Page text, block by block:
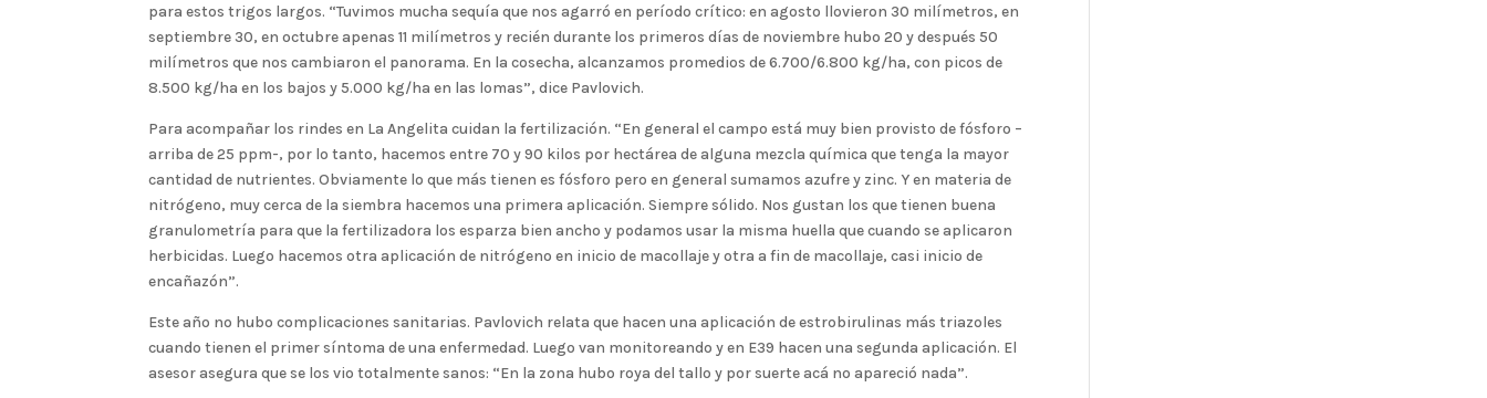
para estos trigos largos. “Tuvimos mucha sequía que nos agarró en período crítico: en agosto llovieron 30 milímetros, en
septiembre 30, en octubre apenas 11 milímetros y recién durante los primeros días de noviembre hubo 20 y después 50
milímetros que nos cambiaron el panorama. En la cosecha, alcanzamos promedios de 6.700/6.800 kg/ha, con picos de
8.500 kg/ha en los bajos y 5.000 kg/ha en las lomas”, dice Pavlovich.
Para acompañar los rindes en La Angelita cuidan la fertilización. “En general el campo está muy bien provisto de fósforo –
arriba de 25 ppm-, por lo tanto, hacemos entre 70 y 90 kilos por hectárea de alguna mezcla química que tenga la mayor
cantidad de nutrientes. Obviamente lo que más tienen es fósforo pero en general sumamos azufre y zinc. Y en materia de
nitrógeno, muy cerca de la siembra hacemos una primera aplicación. Siempre sólido. Nos gustan los que tienen buena
granulometría para que la fertilizadora los esparza bien ancho y podamos usar la misma huella que cuando se aplicaron
herbicidas. Luego hacemos otra aplicación de nitrógeno en inicio de macollaje y otra a fin de macollaje, casi inicio de
encañazón”.
Este año no hubo complicaciones sanitarias. Pavlovich relata que hacen una aplicación de estrobirulinas más triazoles
cuando tienen el primer síntoma de una enfermedad. Luego van monitoreando y en E39 hacen una segunda aplicación. El
asesor asegura que se los vio totalmente sanos: “En la zona hubo roya del tallo y por suerte acá no apareció nada”.